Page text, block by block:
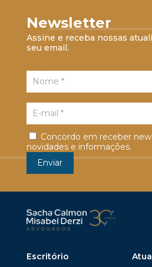
Newsletter
Assine e receba nossas
seu email.
Concordo em receber
novidades e informações.
Escritório